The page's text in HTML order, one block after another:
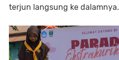
terjun langsung ke dalamnya.